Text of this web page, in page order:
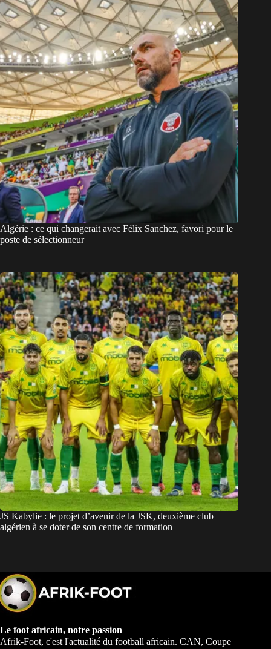
Algérie : ce qui changerait avec Félix Sanchez, favori pour le
poste de sélectionneur
JS Kabylie : le projet d’avenir de la JSK, deuxième club
algérien à se doter de son centre de formation
Le foot africain, notre passion
Afrik-Foot, c'est l'actualité du football africain. CAN, Coupe